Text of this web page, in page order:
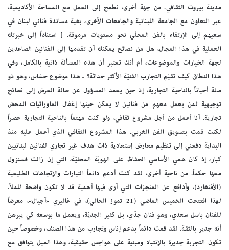
مدينة بيروت الثقافي. من جهة أخرى، نطمح إلى العمل مع المساحة الأكاديمية،
عبر التعاون مع الجامعة اللبنانية والجامعات الأخرى، بغية مساندة فناني لبنان في
سعيهم إلى الإرتقاء بالفن المحلّي نحو مستويات مرموقة. ] استناداً إلى خبرتك
العملية في هذا المجال، هل من نصائح يمكنك أن تقدمها إلى الفنانين الصاعدين
لجهة الخيارات والموضوعات، أم أنك تعتبر أن هذه المسألة ذاتية بالكامل، وفي
هذا النطاق كيف تقيّم التجارب الفنيّة الأكثر حداثة؟ ـ هذا موضوع حسّاس، وهو ذو
صلة أحياناً بالناحية التجارية، إذ حين يعمد المسؤول عن صالة العرض إلى نصائح
توجيهية لمن يعمل معهم من فنانين لا يمكن حينها إغفال الماورائيات المحض
تجارية. أنا أعمل من أجل مشروع ثقافي، ولو كنت مهتماً بالناحية التجارية حصراً
لكنت قمت بتسويق الفن الغربي. هذا المشروع الثقافي الذي أعمل عليه منذ
البداية دفعني إلى تنظيم معارض إستعادية ذات هدف غير تجاري لفنانين لبنانيين
كبار، إذ كان همي الأساسي الحفاظ على الهويّة المحليّة، التي إن زالت فسنزول
معها حكماً. من ناحية أخرى، لقد كنت أدعم دائماً التيارات والإتجاهات الطليعية
(الأفنغارد)، وأدافع عن المنجزات التي أرى فيها أهمية قد لا تكون واضحة للملأ.
لهذا افتتحت الخميس الماضي (21 تموز الحالي)، في غاليري «أجيال»، معرضاً
للفنان باسل سعدي، وهو فنان جدّي، بل كثير الجديّة، ويعمل ما بوسعه كي يبرهن
أنه جدير بالثقة. لقد قمت دائماً بدعم إناس وتجارب من هذا الصنف، وخصوصاً حين
تكون التجربة جديرة بالإنتباه ومبنية على هواجس حقيقية، وهذا الميل يتوافق مع